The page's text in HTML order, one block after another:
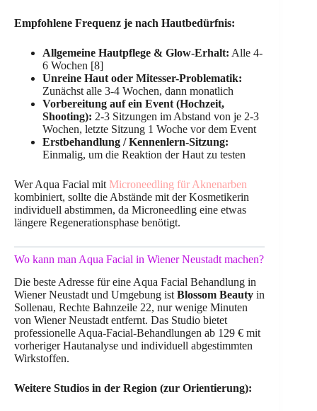
Empfohlene Frequenz je nach Hautbedürfnis:
Allgemeine Hautpflege & Glow-Erhalt: Alle 4-
6 Wochen [8]
Unreine Haut oder Mitesser-Problematik:
Zunächst alle 3-4 Wochen, dann monatlich
Vorbereitung auf ein Event (Hochzeit,
Shooting): 2-3 Sitzungen im Abstand von je 2-3
Wochen, letzte Sitzung 1 Woche vor dem Event
Erstbehandlung / Kennenlern-Sitzung:
Einmalig, um die Reaktion der Haut zu testen
Wer Aqua Facial mit Microneedling für Aknenarben
kombiniert, sollte die Abstände mit der Kosmetikerin
individuell abstimmen, da Microneedling eine etwas
längere Regenerationsphase benötigt.
Wo kann man Aqua Facial in Wiener Neustadt machen?
Die beste Adresse für eine Aqua Facial Behandlung in
Wiener Neustadt und Umgebung istBlossom Beauty in
Sollenau, Rechte Bahnzeile 22, nur wenige Minuten
von Wiener Neustadt entfernt. Das Studio bietet
professionelle Aqua-Facial-Behandlungen ab 129 € mit
vorheriger Hautanalyse und individuell abgestimmten
Wirkstoffen.
Weitere Studios in der Region (zur Orientierung):